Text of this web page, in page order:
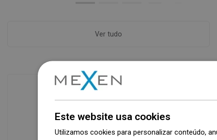
Ver tudo
Um moderno centro logístico com área
de 31.000 m² e mais de 68.000 paletes
Este website usa cookies
Utilizamos cookies para personalizar conteúdo,